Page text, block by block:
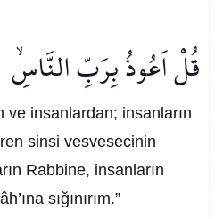
قُلْ اَعُوذُ بِرَبِّ النَّاسِۙ
ve insanlardan; insanların
sinsi vesvesecinin
Rabbine, insanların
sığınırım.”